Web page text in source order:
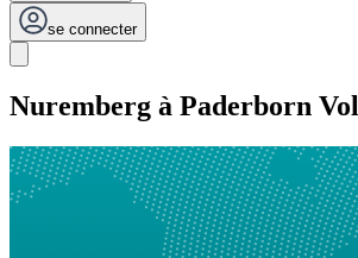
se connecter
Nuremberg à Paderborn Vol